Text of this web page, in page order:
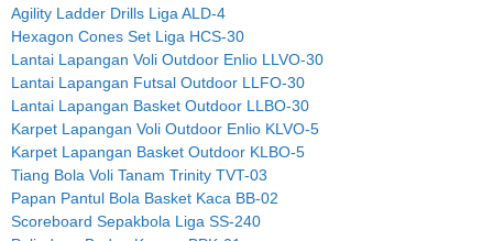
Agility Ladder Drills Liga ALD-4
Hexagon Cones Set Liga HCS-30
Lantai Lapangan Voli Outdoor Enlio LLVO-30
Lantai Lapangan Futsal Outdoor LLFO-30
Lantai Lapangan Basket Outdoor LLBO-30
Karpet Lapangan Voli Outdoor Enlio KLVO-5
Karpet Lapangan Basket Outdoor KLBO-5
Tiang Bola Voli Tanam Trinity TVT-03
Papan Pantul Bola Basket Kaca BB-02
Scoreboard Sepakbola Liga SS-240